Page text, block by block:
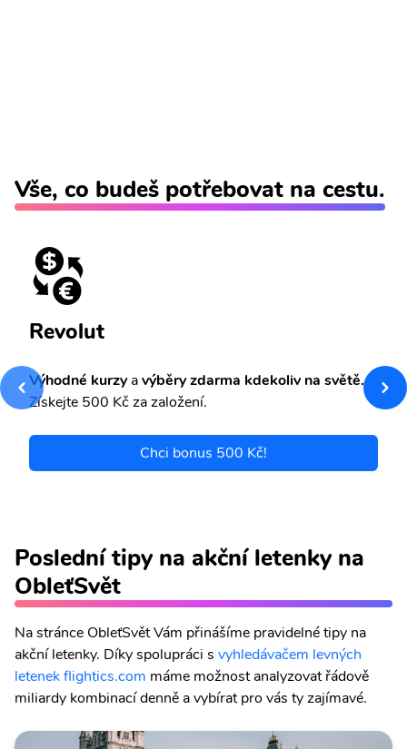
Vše, co budeš potřebovat na cestu.
Revolut
Výhodné kurzyavýběry zdarma kdekoliv na světě.
Získejte 500 Kč za založení.
Chci bonus 500 Kč!
Poslední tipy na akční letenky na
ObleťSvět
Na stránce ObleťSvět Vám přinášíme pravidelné tipy na
akční letenky. Díky spolupráci s vyhledávačem levných
letenek flightics.com máme možnost analyzovat řádově
miliardy kombinací denně a vybírat pro vás ty zajímavé.